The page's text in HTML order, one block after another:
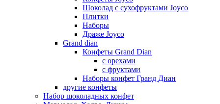
Шоколад с сухофруктами Joyco
Плитки
Наборы
Драже Joyco
Grand dian
Конфеты Grand Dian
с орехами
с фруктами
Наборы конфет Гранд Диан
другие конфеты
Набор шоколадных конфет